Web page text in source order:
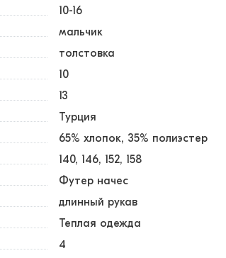
10-16
мальчик
толстовка
10
13
Турция
65% хлопок, 35% полиэстер
140 146 152 158
Футер начес
длинный рукав
Теплая одежда
4